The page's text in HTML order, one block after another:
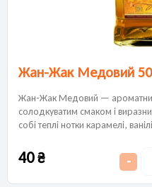
Жан-Жак Медовий
Жан-Жак Медовий — ароматний
солодкуватим смаком і
собі теплі нотки карамелі,
40₴ -